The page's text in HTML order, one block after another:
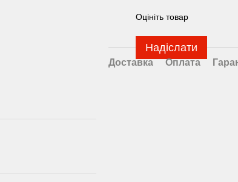
Оцініть товар
Надіслати
Доставка Оплата